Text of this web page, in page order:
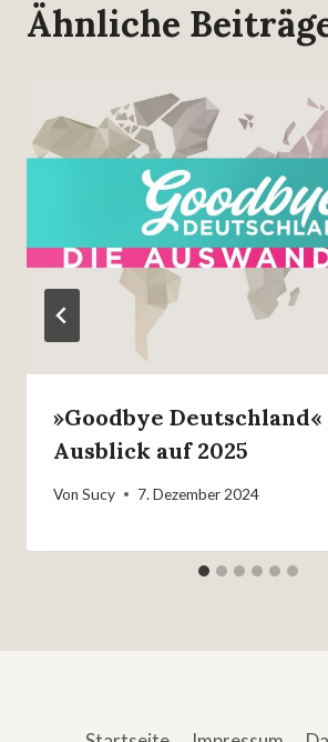
Ähnliche
»Goodbye Deutschland«
Ausblick auf 2025
Von Sucy 7. Dezember 2024